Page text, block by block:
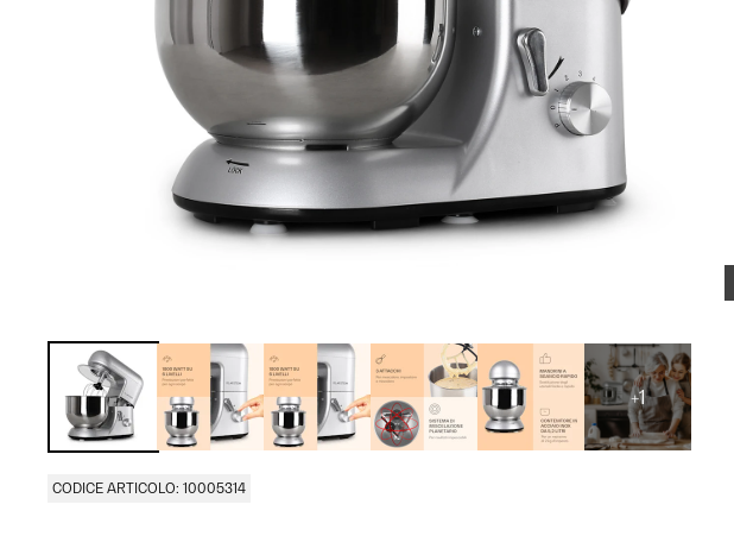
+1
CODICE ARTICOLO: 10005314